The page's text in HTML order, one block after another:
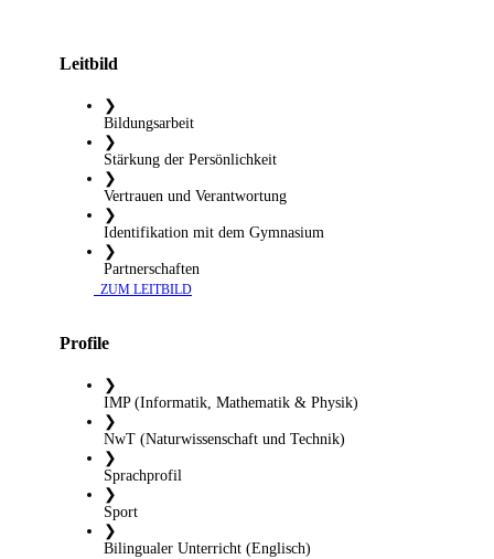
Leitbild
❯
Bildungsarbeit
❯
Stärkung der Persönlichkeit
❯
Vertrauen und Verantwortung
❯
Identifikation mit dem Gymnasium
❯
Partnerschaften
​ ZUM LEITBILD
Profile
❯
IMP (Informatik, Mathematik & Physik)
❯
NwT (Naturwissenschaft und Technik)
❯
Sprachprofil
❯
Sport
❯
Bilingualer Unterricht (Englisch)